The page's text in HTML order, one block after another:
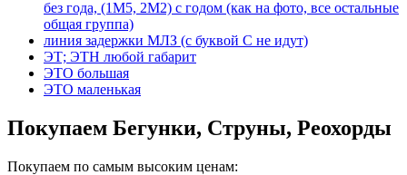
без года, (1М5, 2М2) с годом (как на фото, все остальные
общая группа)
линия задержки МЛЗ (с буквой С не идут)
ЭТ; ЭТН любой габарит
ЭТО большая
ЭТО маленькая
Покупаем Бегунки, Струны, Реохорды
Покупаем по самым высоким ценам: